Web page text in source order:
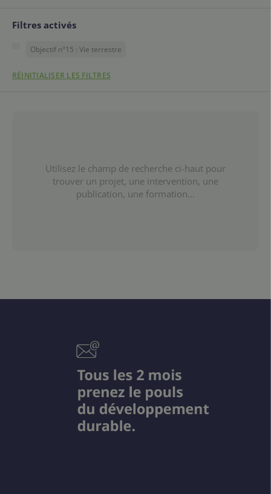
Filtres activés
Objectif n°15 : Vie terrestre
RÉINITIALISER LES FILTRES
Utilisez le champ de recherche ci-haut pour
trouver un projet, une intervention, une
publication, une formation...